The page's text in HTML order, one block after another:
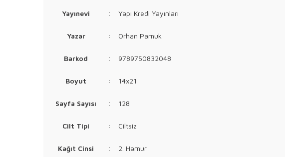
Yayınevi : Yapı Kredi Yayınları
Yazar : Orhan Pamuk
Barkod : 9789750832048
Boyut : 14x21
Sayfa Sayısı : 128
Cilt Tipi : Ciltsiz
Kağıt Cinsi : 2. Hamur